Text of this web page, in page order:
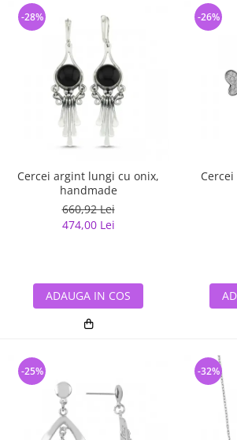
Cercei argint lungi cu onix,
handmade
660,92 Lei
474,00 Lei
-28%
ADAUGA IN COS
-26%
-25% -32%